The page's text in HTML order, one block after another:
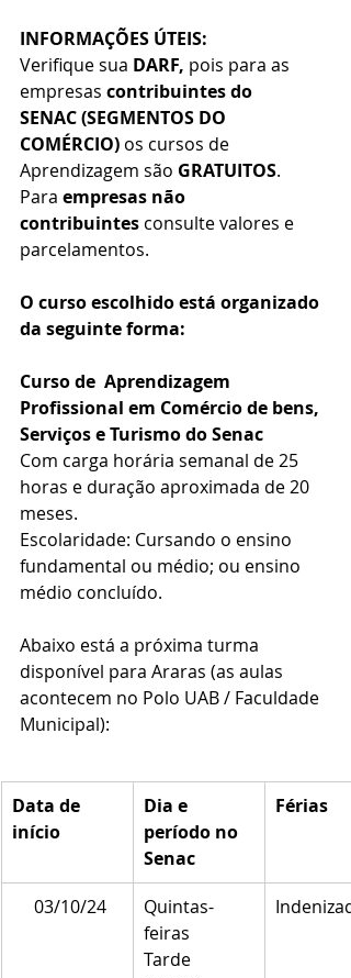
INFORMAÇÕES ÚTEIS:
Verifique sua DARF, pois para as
empresas contribuintes do
SENAC(SEGMENTOS DO
COMÉRCIO) os cursos de
Aprendizagem são GRATUITOS.
Para empresas não
contribuintes consulte valores e
parcelamentos.
O curso escolhido está organizado
da seguinte forma:
Curso de  Aprendizagem
Profissional em Comércio de bens,
Serviços e Turismo do Senac
Com carga horária semanal de 25
horas e duração aproximada de 20
meses.
Escolaridade: Cursando o ensino
fundamental ou médio; ou ensino
médio concluído.
Abaixo está a próxima turma
disponível para Araras (as aulas
acontecem no Polo UAB / Faculdade
Municipal):
Data de
início
Dia e
período no
Senac
Férias
03/10/24
Quintas-
feiras
Tarde